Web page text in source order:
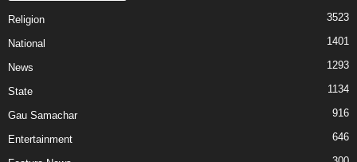
Religion 3523
National 1401
News 1293
State 1134
Gau Samachar 916
Entertainment 646